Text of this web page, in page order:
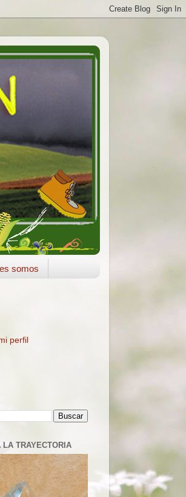
somos
perfil
LA TRAYECTORIA